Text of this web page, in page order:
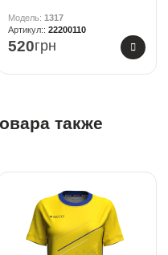
1317
22200110
520грн
также